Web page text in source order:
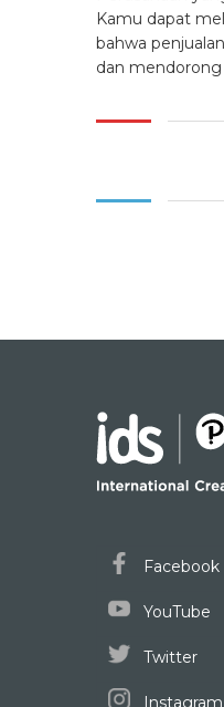
Kamu dapat
bahwa
dan
Facebook
YouTube
Twitter
Instagram